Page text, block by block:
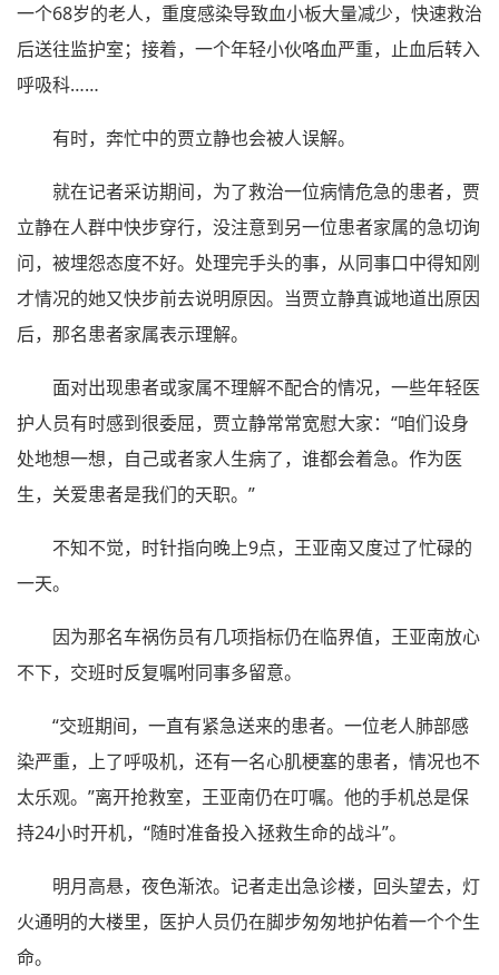
一个68岁的老人，重度感染导致血小板大量减少，快速救治
后送往监护室；接着，一个年轻小伙咯血严重，止血后转入
呼吸科……
有时，奔忙中的贾立静也会被人误解。
就在记者采访期间，为了救治一位病情危急的患者，贾
立静在人群中快步穿行，没注意到另一位患者家属的急切询
问，被埋怨态度不好。处理完手头的事，从同事口中得知刚
才情况的她又快步前去说明原因。当贾立静真诚地道出原因
后，那名患者家属表示理解。
面对出现患者或家属不理解不配合的情况，一些年轻医
护人员有时感到很委屈，贾立静常常宽慰大家：“咱们设身
处地想一想，自己或者家人生病了，谁都会着急。作为医
生，关爱患者是我们的天职。”
不知不觉，时针指向晚上9点，王亚南又度过了忙碌的
一天。
因为那名车祸伤员有几项指标仍在临界值，王亚南放心
不下，交班时反复嘱咐同事多留意。
“交班期间，一直有紧急送来的患者。一位老人肺部感
染严重，上了呼吸机，还有一名心肌梗塞的患者，情况也不
太乐观。”离开抢救室，王亚南仍在叮嘱。他的手机总是保
持24小时开机，“随时准备投入拯救生命的战斗”。
明月高悬，夜色渐浓。记者走出急诊楼，回头望去，灯
火通明的大楼里，医护人员仍在脚步匆匆地护佑着一个个生
命。